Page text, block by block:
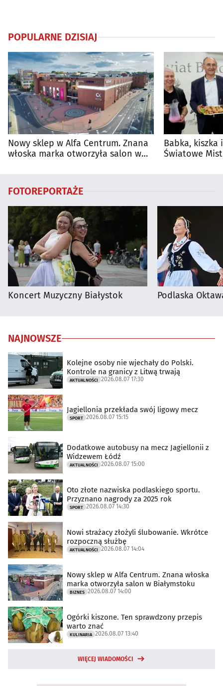
POPULARNE DZISIAJ
Nowy sklep w Alfa Centrum. Znana
włoska marka otworzyła salon w
Babka, kiszka
Światowe
FOTOREPORTAŻE
Koncert Muzyczny Białystok Podlaska
NAJNOWSZE
Kolejne osoby nie wjechały do Polski.
Kontrole na granicy z Litwą trwają
AKTUALNOŚCI 2026.08.07 17:30
Jagiellonia przekłada swój ligowy mecz
SPORT 2026.08.07 15:15
Dodatkowe autobusy na mecz Jagiellonii z
Widzewem Łódź
AKTUALNOŚCI 2026.08.07 15:00
Oto złote nazwiska podlaskiego sportu.
Przyznano nagrody za 2025 rok
SPORT 2026.08.07 14:30
Nowi strażacy złożyli ślubowanie. Wkrótce
rozpoczną służbę
AKTUALNOŚCI 2026.08.07 14:04
Nowy sklep w Alfa Centrum. Znana włoska
marka otworzyła salon w Białymstoku
BIZNES 2026.08.07 14:00
Ogórki kiszone. Ten sprawdzony przepis
warto znać
KULINARIA 2026.08.07 13:40
WIĘCEJ WIADOMOŚCI